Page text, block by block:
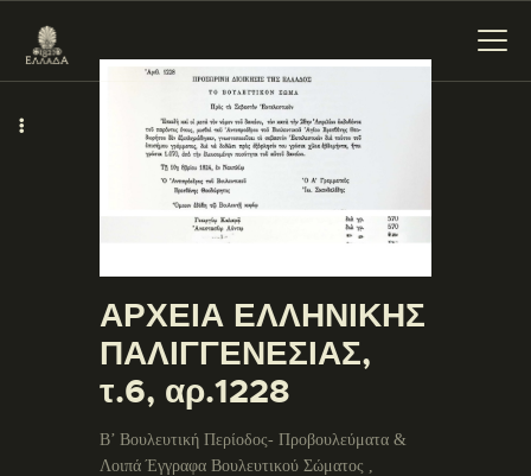
ΕΝΌΤΗΤΕΣ
ΞΥΛΌΚΑΣΤΡΟ –
ΕΥΡΩΣΤΊΝΗ
ΑΡΧΕΙΑ ΕΛΛΗΝΙΚΗΣ
ΠΑΛΙΓΓΕΝΕΣΙΑΣ,
τ.6, αρ.1228
Β’ Βουλευτική Περίοδος- Προβουλεύματα &
Λοιπά Έγγραφα Βουλευτικού Σώματος ,